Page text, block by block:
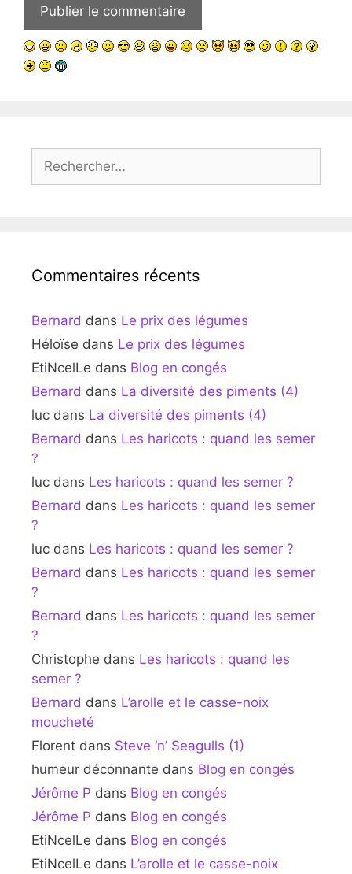
Commentaires récents
Bernard dans Le prix des légumes
Héloïse dans Le prix des légumes
EtiNcelLe dans Blog en congés
Bernard dans La diversité des piments (4)
luc dans La diversité des piments (4)
Bernard dans Les haricots : quand les semer
?
luc dans Les haricots : quand les semer ?
Bernard dans Les haricots : quand les semer
?
luc dans Les haricots : quand les semer ?
Bernard dans Les haricots : quand les semer
?
Bernard dans Les haricots : quand les semer
?
Christophe dans Les haricots : quand les
semer ?
Bernard dans L’arolle et le casse-noix
moucheté
Florent dans Steve ‘n’ Seagulls (1)
humeur déconnante dans Blog en congés
Jérôme P dans Blog en congés
Jérôme P dans Blog en congés
EtiNcelLe dans Blog en congés
EtiNcelLe dans L’arolle et le casse-noix